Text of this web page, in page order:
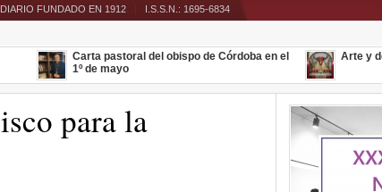
FUNDADO EN 1912 | I.S.S.N.: 1695-6834
Carta pastoral del obispo de Córdoba en el
1º de mayo
Arte y
para la